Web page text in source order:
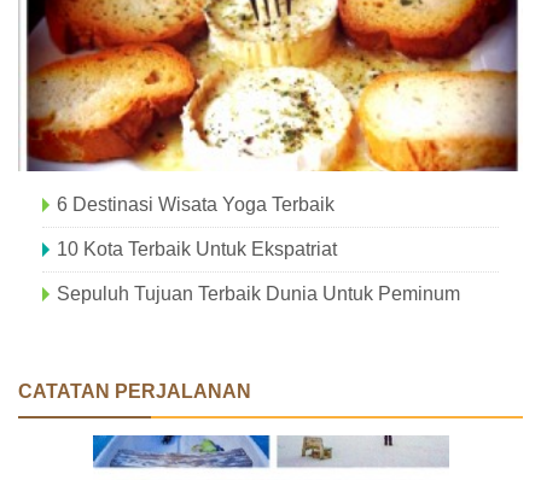
6 Destinasi Wisata Yoga Terbaik
10 Kota Terbaik Untuk Ekspatriat
Sepuluh Tujuan Terbaik Dunia Untuk Peminum
CATATAN PERJALANAN